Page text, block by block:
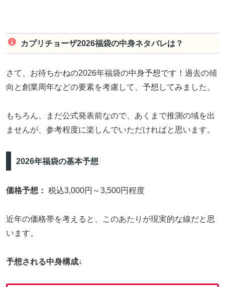
カプリチョーザ2026福袋の中身ネタバレは？
さて、お待ちかねの2026年福袋の中身予想です！過去の傾
向と創業周年などの要素を考慮して、予想してみました。
もちろん、まだ公式発表前なので、あくまで推測の域を出
ませんが、参考程度に楽しんでいただければと思います。
2026年福袋の基本予想
価格予想： 税込3,000円～3,500円程度
近年の価格帯を考えると、このあたりが現実的な線だと思
います。
予想される中身構成↓